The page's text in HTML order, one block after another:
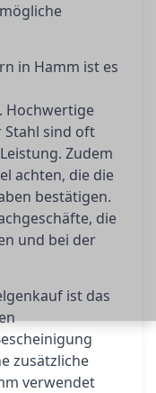
in Hamm ist es
Hochwertige
Stahl sind oft
Zudem
achten, die die
bestätigen.
die
und bei der
ist das
zusätzliche
verwendet